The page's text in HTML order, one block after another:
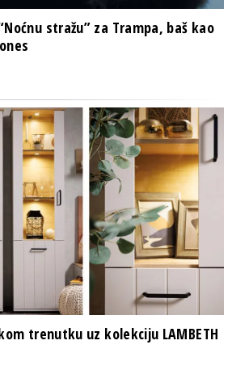
stražu” za Trampa, baš kao
trenutku uz kolekciju LAMBETH